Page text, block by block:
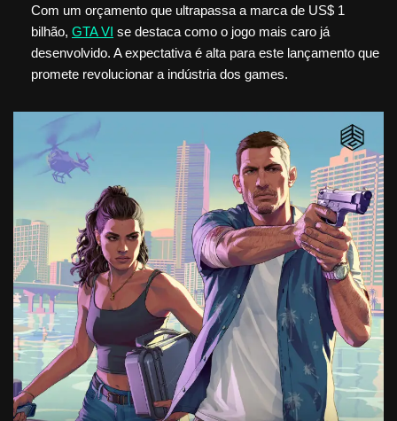
Com um orçamento que ultrapassa a marca de US$ 1
bilhão, GTA VI se destaca como o jogo mais caro já
desenvolvido. A expectativa é alta para este lançamento que
promete revolucionar a indústria dos games.